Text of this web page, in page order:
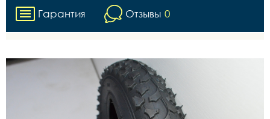
Гарантия Отзывы 0